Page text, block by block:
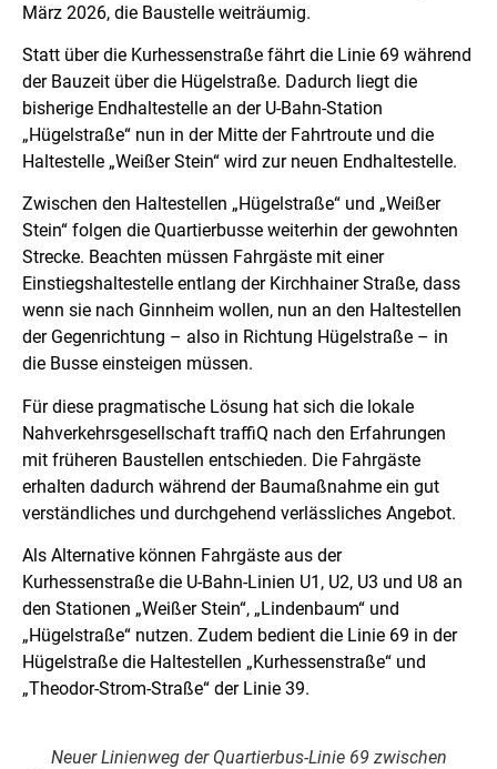
März 2026, die Baustelle weiträumig.
Statt über die Kurhessenstraße fährt die Linie 69 während
der Bauzeit über die Hügelstraße. Dadurch liegt die
bisherige Endhaltestelle an der U-Bahn-Station
„Hügelstraße“ nun in der Mitte der Fahrtroute und die
Haltestelle „Weißer Stein“ wird zur neuen Endhaltestelle.
Zwischen den Haltestellen „Hügelstraße“ und „Weißer
Stein“ folgen die Quartierbusse weiterhin der gewohnten
Strecke. Beachten müssen Fahrgäste mit einer
Einstiegshaltestelle entlang der Kirchhainer Straße, dass
wenn sie nach Ginnheim wollen, nun an den Haltestellen
der Gegenrichtung – also in Richtung Hügelstraße – in
die Busse einsteigen müssen.
Für diese pragmatische Lösung hat sich die lokale
Nahverkehrsgesellschaft traffiQ nach den Erfahrungen
mit früheren Baustellen entschieden. Die Fahrgäste
erhalten dadurch während der Baumaßnahme ein gut
verständliches und durchgehend verlässliches Angebot.
Als Alternative können Fahrgäste aus der
Kurhessenstraße die U-Bahn-Linien U1, U2, U3 und U8 an
den Stationen „Weißer Stein“, „Lindenbaum“ und
„Hügelstraße“ nutzen. Zudem bedient die Linie 69 in der
Hügelstraße die Haltestellen „Kurhessenstraße“ und
„Theodor-Strom-Straße“ der Linie 39.
Neuer Linienweg der Quartierbus-Linie 69 zwischen